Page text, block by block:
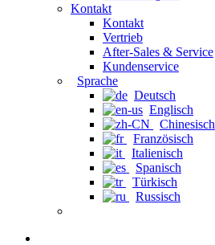
Kontakt
Kontakt
Vertrieb
After-Sales & Service
Kundenservice
Sprache
Deutsch
Englisch
Chinesisch
Französisch
Italienisch
Spanisch
Türkisch
Russisch